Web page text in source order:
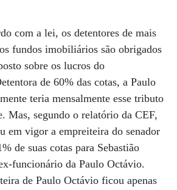
com a lei, os detentores de mais
fundos imobiliários são obrigados
sobre os lucros do
de 60% das cotas, a Paulo
teria mensalmente esse tributo
Mas, segundo o relatório da CEF,
em vigor a empreiteira do senador
de suas cotas para Sebastião
funcionário da Paulo Octávio.
de Paulo Octávio ficou apenas